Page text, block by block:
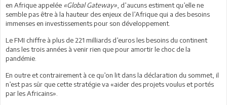
en Afrique appelée «Global Gateway» , d’aucuns estiment qu’elle ne
semble pas être à la hauteur des enjeux de l’Afrique qui a des besoins
immenses en investissements pour son développement.
Le FMI chiffre à plus de 221 milliards d’euros les besoins du continent
dans les trois années à venir rien que pour amortir le choc de la
pandémie.
En outre et contrairement à ce qu’on lit dans la déclaration du sommet, il
n’est pas sûr que cette stratégie va «aider des projets voulus et portés
par les Africains».